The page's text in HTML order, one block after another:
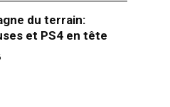
du terrain:
et PS4 en tête